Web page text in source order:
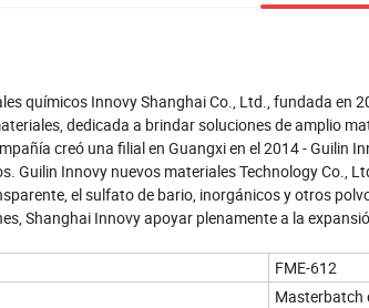
químicos Innovy Shanghai Co., Ltd., fundada en
dedicada a brindar soluciones de amplio
creó una filial en Guangxi en el 2014 - Guilin
Guilin Innovy nuevos materiales Technology Co.,
el sulfato de bario, inorgánicos y otros
Shanghai Innovy apoyar plenamente a la
FME-612
Masterbatch